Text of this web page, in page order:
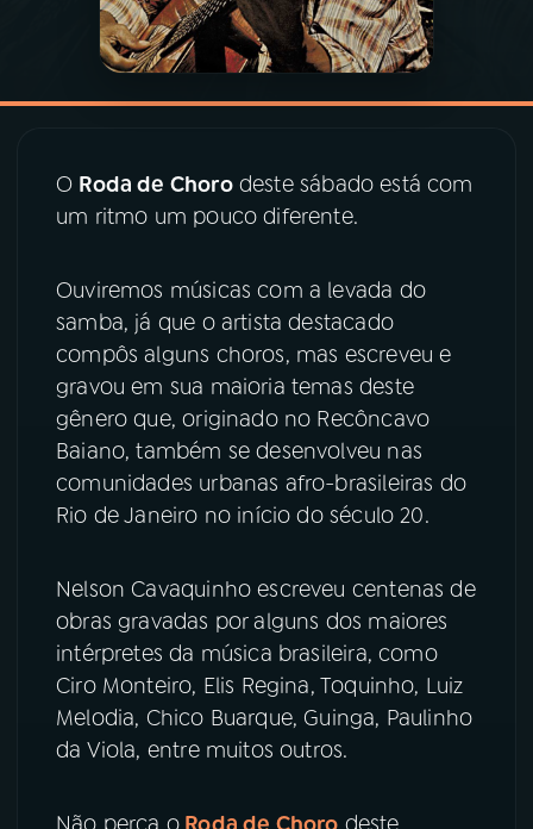
ÚLTIMAS
ACOMPANHE A RÁDIO MEC
Instagram X
TikTok
O Roda de Chorodeste sábado está com
um ritmo um pouco diferente.
Ouviremos músicas com a levada do
samba, já que o artista destacado
compôs alguns choros, mas escreveu e
gravou em sua maioria temas deste
gênero que, originado no Recôncavo
Baiano, também se desenvolveu nas
comunidades urbanas afro-brasileiras do
Rio de Janeiro no início do século 20.
Nelson Cavaquinho escreveu centenas de
obras gravadas por alguns dos maiores
intérpretes da música brasileira, como
Ciro Monteiro, Elis Regina, Toquinho, Luiz
Melodia, Chico Buarque, Guinga, Paulinho
da Viola, entre muitos outros.